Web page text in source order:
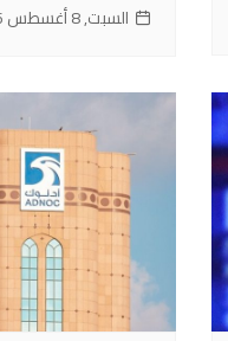
السبت, 8 أغسطس 2026, 14:54